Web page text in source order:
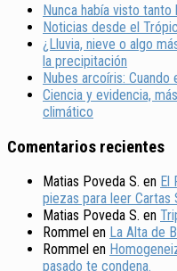
Nunca había visto tanto
Noticias desde el
¿Lluvia, nieve o algo
la precipitación
Nubes arcoíris:
Ciencia y evidencia,
climático
Comentarios recientes
Matias Poveda S. en El
piezas para leer Cartas
Matias Poveda S. en
Rommel en La Alta de
Rommel en
pasado te condena.